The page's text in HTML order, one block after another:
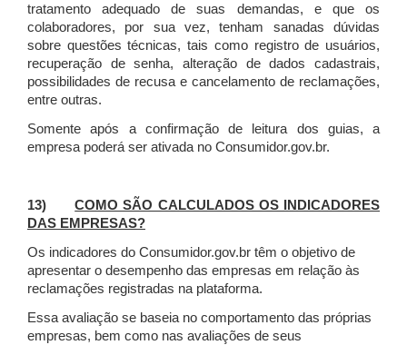
tratamento adequado de suas demandas, e que os
colaboradores, por sua vez, tenham sanadas dúvidas
sobre questões técnicas, tais como registro de usuários,
recuperação de senha, alteração de dados cadastrais,
possibilidades de recusa e cancelamento de reclamações,
entre outras.
Somente após a confirmação de leitura dos guias, a
empresa poderá ser ativada no Consumidor.gov.br.
13)COMO SÃO CALCULADOS OS INDICADORES
DAS EMPRESAS?
Os indicadores do Consumidor.gov.br têm o objetivo de
apresentar o desempenho das empresas em relação às
reclamações registradas na plataforma.
Essa avaliação se baseia no comportamento das próprias
empresas, bem como nas avaliações de seus